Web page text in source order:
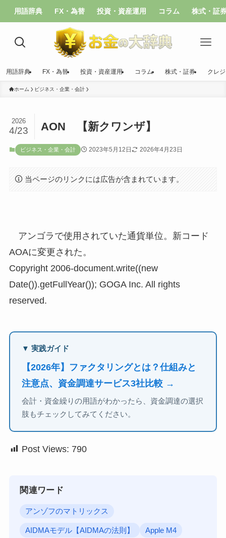
用語辞典 FX・為替 投資・資産運用 コラム 株式・証
用語辞典 FX・為替 投資・資産運用 コラム 株式・証券 クレ
ホーム ビジネス・企業・会計
AON 【新クワンザ】
2026
4/23
ビジネス・企業・会計 2023年5月12日 2026年4月23日
当ページのリンクには広告が含まれています。
アンゴラで使用されていた通貨単位。新コード
AOAに変更された。
Copyright 2006-document.write((new
Date()).getFullYear()); GOGA Inc. All rights
reserved.
▼ 実践ガイド
【2026年】ファクタリングとは？仕組みと
注意点、資金調達サービス3社比較 →
会計・資金繰りの用語がわかったら、資金調達の選択
肢もチェックしてみてください。
Post Views: 790
関連ワード
アンゾフのマトリックス
AIDMAモデル【AIDMAの法則】 Apple M4